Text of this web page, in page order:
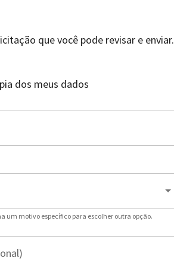
que você pode revisar e enviar.
dos meus dados
um motivo específico para escolher outra opção.